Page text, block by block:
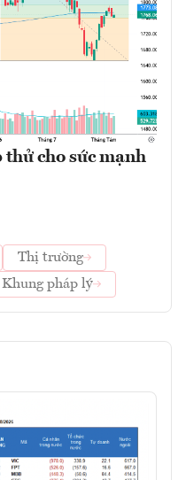
cho sức mạnh
Thị trường
Khung pháp lý